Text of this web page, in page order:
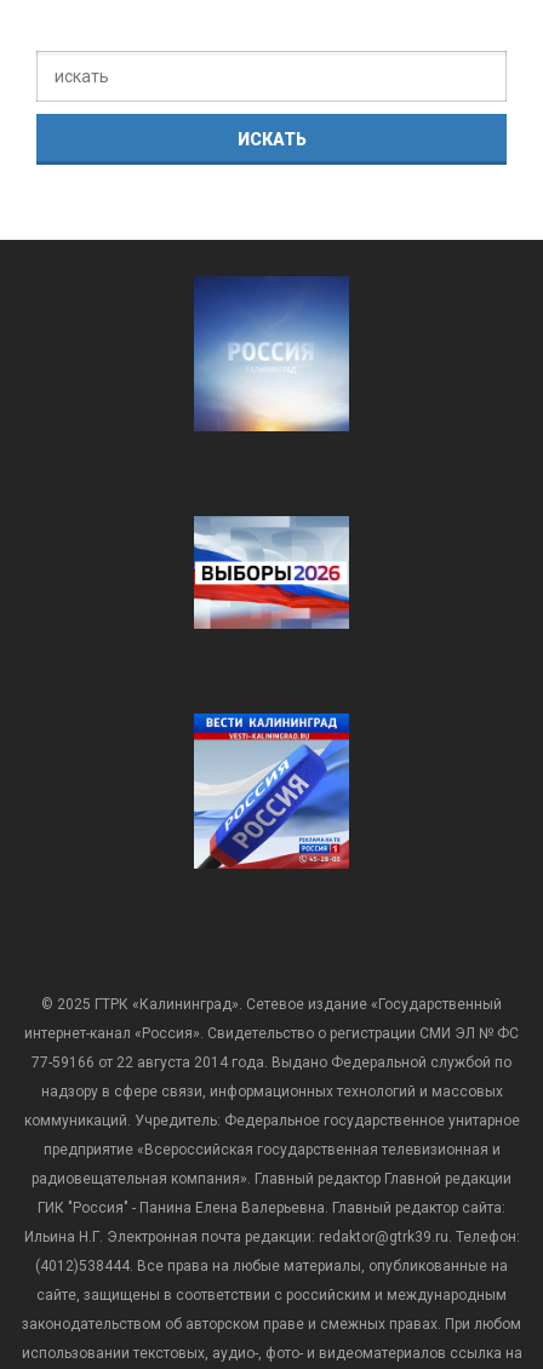
© 2025 ГТРК «Калининград». Сетевое издание «Государственный
интернет-канал «Россия». Свидетельство о регистрации СМИ ЭЛ № ФС
77-59166 от 22 августа 2014 года. Выдано Федеральной службой по
надзору в сфере связи, информационных технологий и массовых
коммуникаций. Учредитель: Федеральное государственное унитарное
предприятие «Всероссийская государственная телевизионная и
радиовещательная компания». Главный редактор Главной редакции
ГИК "Россия" - Панина Елена Валерьевна. Главный редактор сайта:
Ильина Н.Г. Электронная почта редакции: redaktor@gtrk39.ru. Телефон:
(4012)538444. Все права на любые материалы, опубликованные на
сайте, защищены в соответствии с российским и международным
законодательством об авторском праве и смежных правах. При любом
использовании текстовых, аудио-, фото- и видеоматериалов ссылка на